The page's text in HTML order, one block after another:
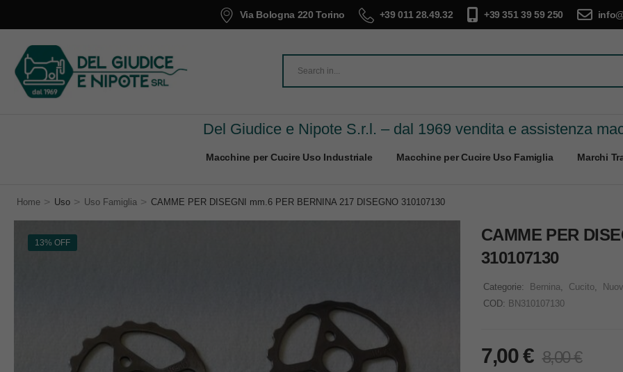
Via Bologna 220 Torino +39 011 28.49.32 +39 351 39 59 250
Del Giudice e Nipote S.r.l. – dal 1969 vendita e assistenza
Macchine per Cucire Uso Industriale Macchine per Cucire Uso Famiglia Marchi
Home > Uso > Uso Famiglia > CAMME PER DISEGNI mm.6 PER BERNINA 217 DISEGNO 310107130
13% OFF
CAMME PER
310107130
Categorie: Bernina Cucito
COD: BN310107130
7,00€ 8,00€